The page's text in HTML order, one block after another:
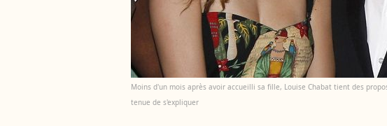
Moins d'un mois après avoir accueilli sa fille, Louise Chabat tient des
tenue de s'expliquer